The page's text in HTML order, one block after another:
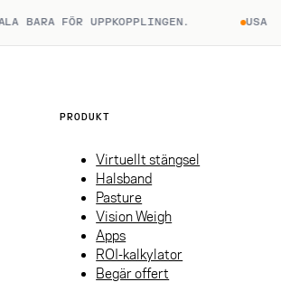
FÖR UPPKOPPLINGEN.
PRODUKT
Virtuellt stängsel
Halsband
Pasture
Vision Weigh
Apps
ROI-kalkylator
Begär offert